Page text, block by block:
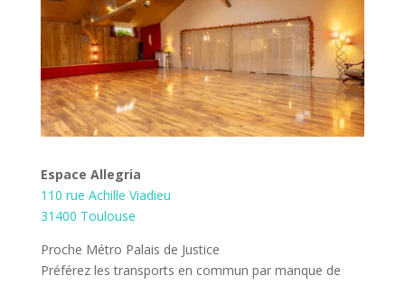
Espace Allegria
110 rue Achille Viadieu
31400 Toulouse
Proche Métro Palais de Justice
Préférez les transports en commun par manque de